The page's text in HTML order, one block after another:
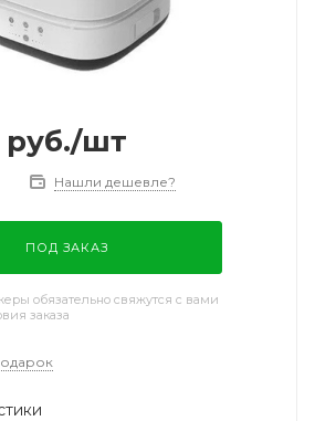
руб./шт
Нашли дешевле?
ПОД ЗАКАЗ
обязательно свяжутся с вами
заказа